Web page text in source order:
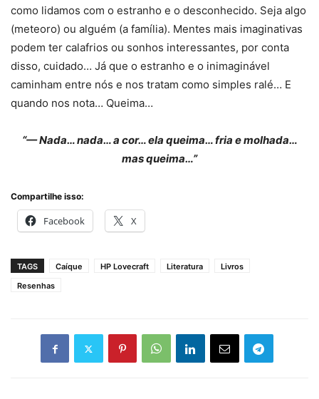
como lidamos com o estranho e o desconhecido. Seja algo
(meteoro) ou alguém (a família). Mentes mais imaginativas
podem ter calafrios ou sonhos interessantes, por conta
disso, cuidado… Já que o estranho e o inimaginável
caminham entre nós e nos tratam como simples ralé… E
quando nos nota… Queima…
“— Nada… nada… a cor… ela queima… fria e molhada…
mas queima…”
Compartilhe isso:
Facebook X
TAGS Caíque HP Lovecraft Literatura
Livros
Resenhas